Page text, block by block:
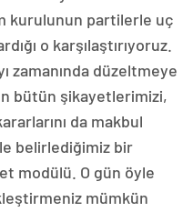
kurulunun partilerle uç
o karşılaştırıyoruz.
zamanında düzeltmeye
bütün şikayetlerimizi,
da makbul
belirlediğimiz bir
modülü. O gün öyle
mümkün